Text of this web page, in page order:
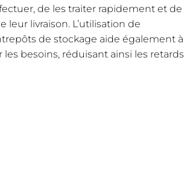
de les traiter rapidement et de
leur livraison. L’utilisation de
de stockage aide également à
besoins, réduisant ainsi les retards